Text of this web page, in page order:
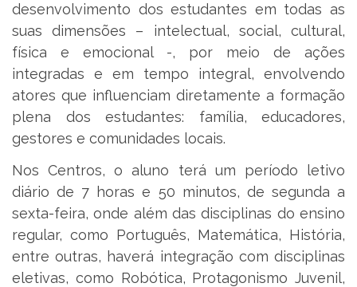
desenvolvimento dos estudantes em todas as
suas dimensões – intelectual, social, cultural,
física e emocional -, por meio de ações
integradas e em tempo integral, envolvendo
atores que influenciam diretamente a formação
plena dos estudantes: família, educadores,
gestores e comunidades locais.
Nos Centros, o aluno terá um período letivo
diário de 7 horas e 50 minutos, de segunda a
sexta-feira, onde além das disciplinas do ensino
regular, como Português, Matemática, História,
entre outras, haverá integração com disciplinas
eletivas, como Robótica, Protagonismo Juvenil,